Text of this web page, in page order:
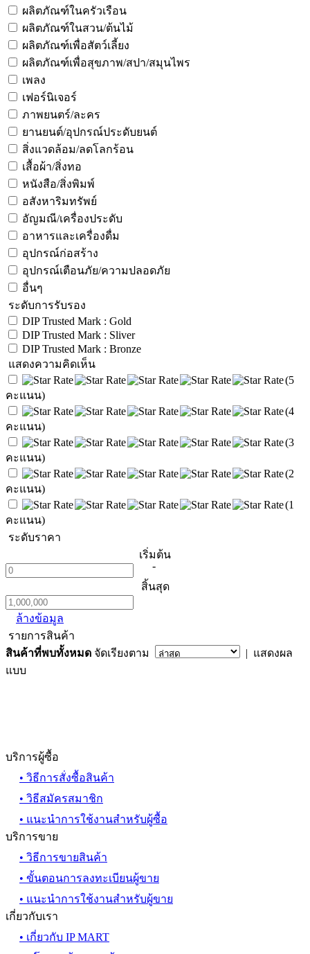
ผลิตภัณฑ์ในครัวเรือน
ผลิตภัณฑ์ในสวน/ต้นไม้
ผลิตภัณฑ์เพื่อสัตว์เลี้ยง
ผลิตภัณฑ์เพื่อสุขภาพ/สปา/สมุนไพร
เพลง
เฟอร์นิเจอร์
ภาพยนตร์/ละคร
ยานยนต์/อุปกรณ์ประดับยนต์
สิ่งแวดล้อม/ลดโลกร้อน
เสื้อผ้า/สิ่งทอ
หนังสือ/สิ่งพิมพ์
อสังหาริมทรัพย์
อัญมณี/เครื่องประดับ
อาหารและเครื่องดื่ม
อุปกรณ์ก่อสร้าง
อุปกรณ์เตือนภัย/ความปลอดภัย
อื่นๆ
ระดับการรับรอง
DIP Trusted Mark : Gold
DIP Trusted Mark : Sliver
DIP Trusted Mark : Bronze
แสดงความคิดเห็น
(5
คะแนน)
(4
คะแนน)
(3
คะแนน)
(2
คะแนน)
(1
คะแนน)
ระดับราคา
เริ่มต้น
สิ้นสุด
-
ล้างข้อมูล
รายการสินค้า
สินค้าที่พบทั้งหมด จัดเรียงตาม
| แสดงผล
แบบ
บริการผู้ซื้อ
• วิธีการสั่งซื้อสินค้า
• วิธีสมัครสมาชิก
• แนะนำการใช้งานสำหรับผู้ซื้อ
บริการขาย
• วิธีการขายสินค้า
• ขั้นตอนการลงทะเบียนผู้ขาย
• แนะนำการใช้งานสำหรับผู้ขาย
เกี่ยวกับเรา
• เกี่ยวกับ IP MART